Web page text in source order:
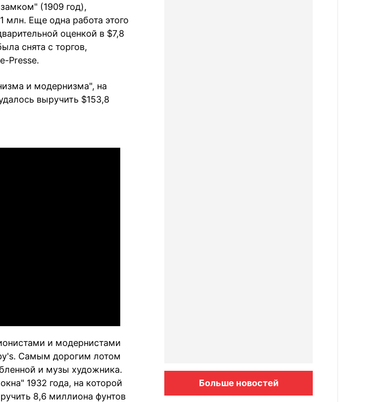
(1909 год),
млн. Еще одна работа этого
оценкой в $7,8
снята с торгов,
Presse.
и модернизма", на
выручить $153,8
и модернистами
Самым дорогим лотом
и музы художника.
1932 года, на которой
8,6 миллиона фунтов
Больше новостей